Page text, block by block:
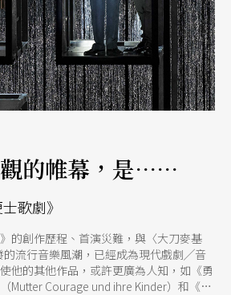
的帷幕，是……
歌劇》
的創作歷程、首演災難，與〈大刀麥基
的流行音樂風潮，已經成為現代戲劇╱音
他的其他作品，或許更廣為人知，如《勇
Mutter Courage und ihre Kinder）和《高